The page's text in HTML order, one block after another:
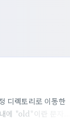
디렉토리로 이동한
에 "old"이란 문자열